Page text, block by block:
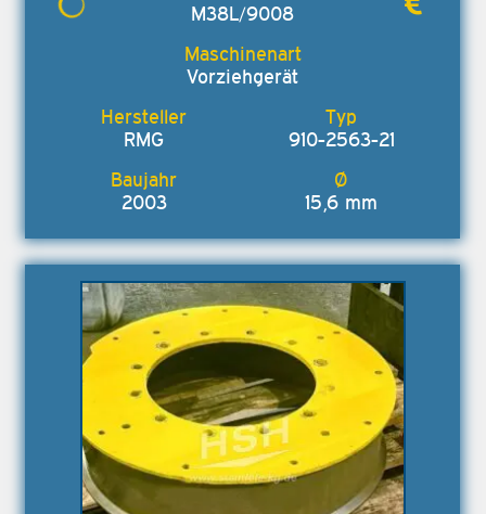
M38L/9008
Vorziehgerät
RMG 910-2563-21
2003 15,6 mm